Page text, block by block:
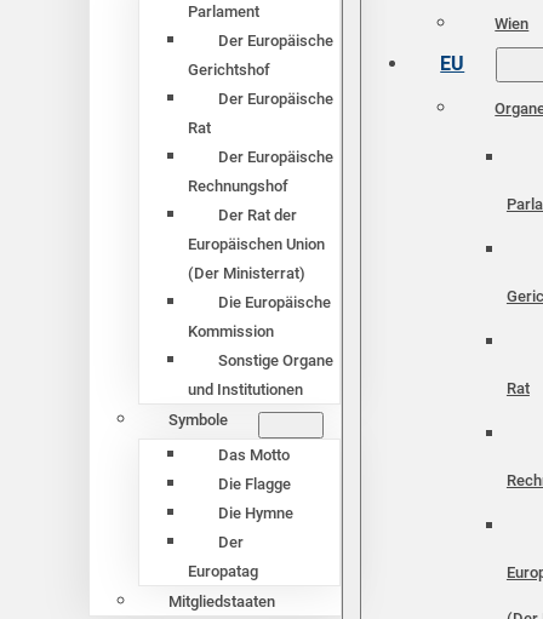
Parlament
Der Europäische
Gerichtshof
Der Europäische
Rat
Der Europäische
Rechnungshof
Der Rat der
Europäischen Union
(Der Ministerrat)
Die Europäische
Kommission
Sonstige Organe
und Institutionen
Symbole
Das Motto
Die Flagge
Die Hymne
Der
Europatag
Mitgliedstaaten
Wien
EU
Rat